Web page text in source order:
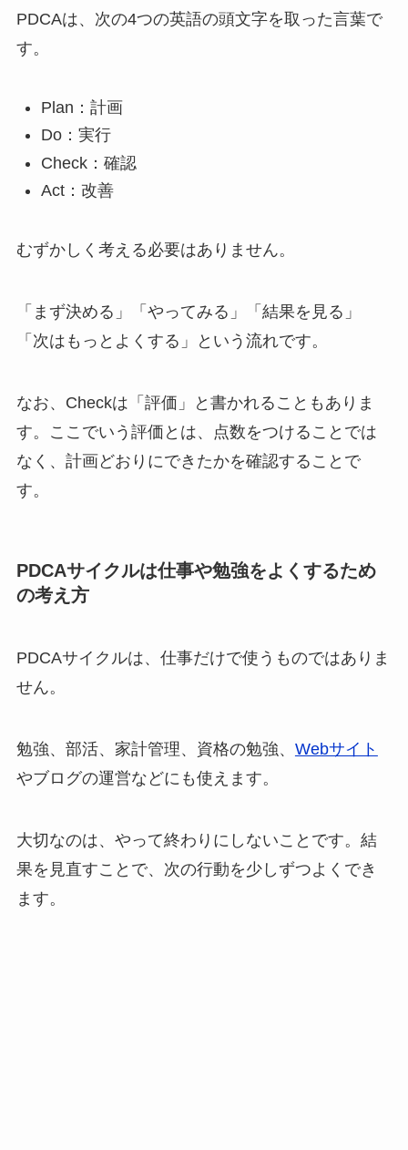
PDCAは、次の4つの英語の頭文字を取った言葉で
す。
Plan：計画
Do：実行
Check：確認
Act：改善
むずかしく考える必要はありません。
「まず決める」「やってみる」「結果を見る」
「次はもっとよくする」という流れです。
なお、Checkは「評価」と書かれることもありま
す。ここでいう評価とは、点数をつけることでは
なく、計画どおりにできたかを確認することで
す。
PDCAサイクルは仕事や勉強をよくするため
の考え方
PDCAサイクルは、仕事だけで使うものではありま
せん。
勉強、部活、家計管理、資格の勉強、 Webサイト
やブログの運営などにも使えます。
大切なのは、やって終わりにしないことです。結
果を見直すことで、次の行動を少しずつよくでき
ます。